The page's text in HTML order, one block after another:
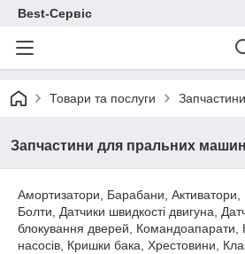
Best-Сервіс
Товари та послуги
Запчастини для пральних машин
Амортизатори, Барабани, Активатори,
Болти, Датчики швидкості двигуна,
блокування дверей, Командоапарати,
насосів, Кришки бака, Хрестовини,